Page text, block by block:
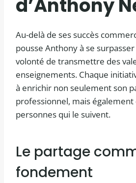
d’Anthony
Au-delà de ses succès
pousse Anthony à se surpasser
volonté de transmettre des
enseignements. Chaque
à enrichir non seulement son
professionnel, mais également
personnes qui le suivent.
Le partage
fondement